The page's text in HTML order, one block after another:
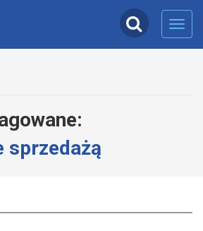
sprzedażą